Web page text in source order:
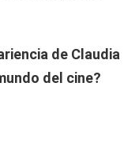
de Claudia
del cine?